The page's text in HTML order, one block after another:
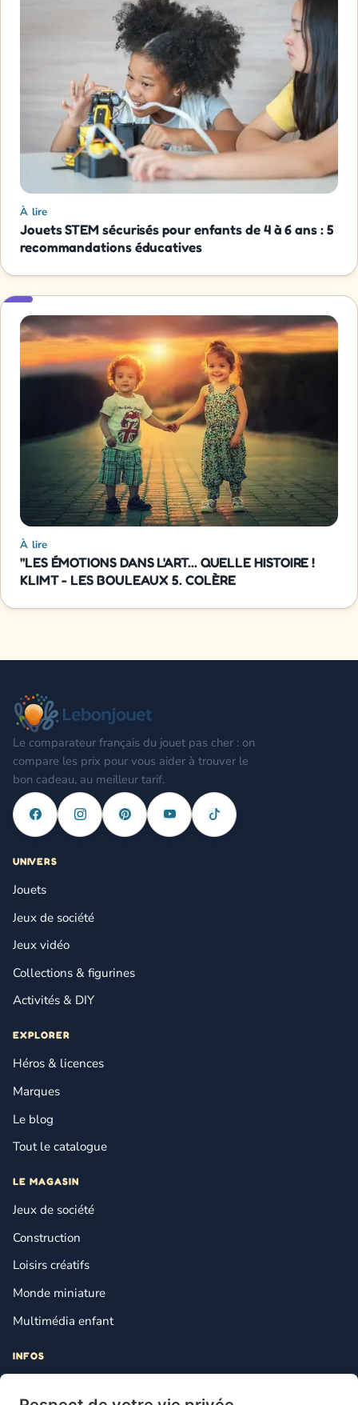
À lire
Jouets STEM sécurisés pour enfants de 4 à 6 ans : 5
recommandations éducatives
À lire
"LES ÉMOTIONS DANS L'ART... QUELLE HISTOIRE !
KLIMT - LES BOULEAUX 5. COLÈRE
Le comparateur français du jouet pas cher : on
compare les prix pour vous aider à trouver le
bon cadeau, au meilleur tarif.
UNIVERS
Jouets
Jeux de société
Jeux vidéo
Collections & figurines
Activités & DIY
EXPLORER
Héros & licences
Marques
Le blog
Tout le catalogue
LE MAGASIN
Jeux de société
Construction
Loisirs créatifs
Monde miniature
Multimédia enfant
INFOS